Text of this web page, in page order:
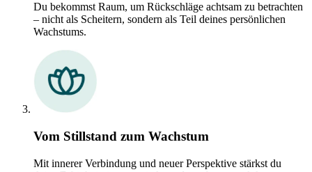
Du bekommst Raum, um Rückschläge achtsam zu betrachten
– nicht als Scheitern, sondern als Teil deines persönlichen
Wachstums.
Vom Stillstand zum Wachstum
Mit innerer Verbindung und neuer Perspektive stärkst du